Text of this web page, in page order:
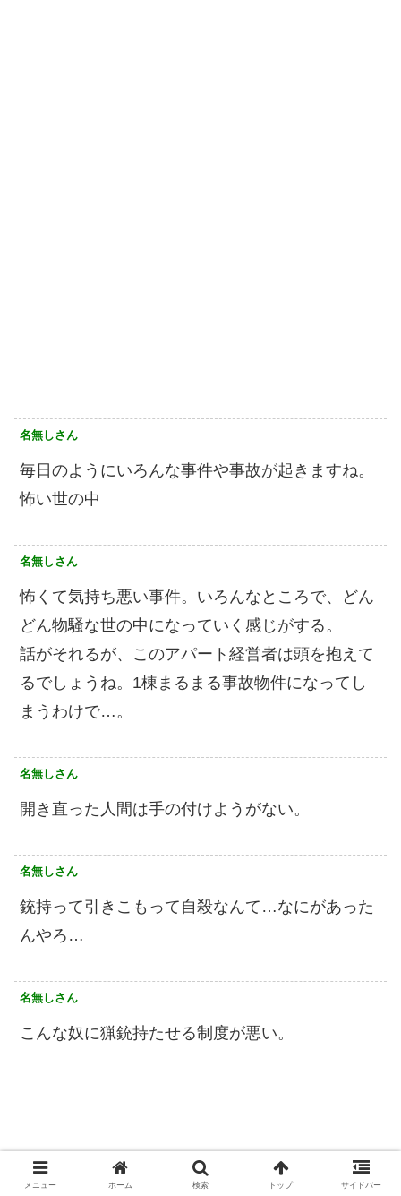
名無しさん
毎日のようにいろんな事件や事故が起きますね。
怖い世の中
名無しさん
怖くて気持ち悪い事件。いろんなところで、どん
どん物騒な世の中になっていく感じがする。
話がそれるが、このアパート経営者は頭を抱えて
るでしょうね。1棟まるまる事故物件になってし
まうわけで…。
名無しさん
開き直った人間は手の付けようがない。
名無しさん
銃持って引きこもって自殺なんて…なにがあった
んやろ…
名無しさん
こんな奴に猟銃持たせる制度が悪い。
メニュー ホーム 検索 トップ サイドバー